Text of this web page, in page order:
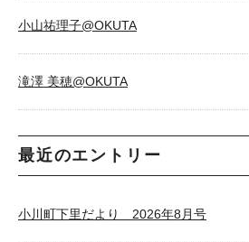
小山祐理子@OKUTA
滝澤 美穂@OKUTA
最近のエントリー
小川町下里だより 2026年8月号